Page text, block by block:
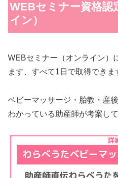
WEBセミナー資格認
イン）
WEBセミナー（オンライン）
ます、すべて1日で取得できま
ベビーマッサージ・胎教・産
わかっている助産師が考案し